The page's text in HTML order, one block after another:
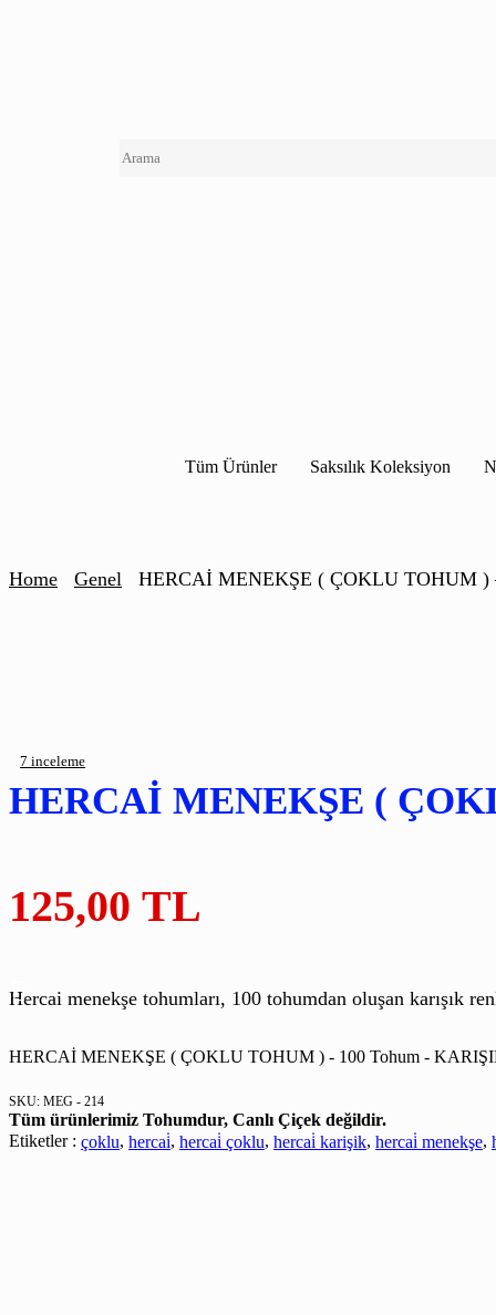
Tüm Ürünler Saksılık Koleksiyon
Home Genel HERCAİ MENEKŞE ( ÇOKLU TOHUM )
7 inceleme
HERCAİ MENEKŞE (
125,00 TL
Hercai menekşe tohumları, 100 tohumdan oluşan karışık
HERCAİ MENEKŞE ( ÇOKLU TOHUM ) - 100 Tohum -
SKU: MEG - 214
Tüm ürünlerimiz Tohumdur, Canlı Çiçek değildir.
Etiketler : çoklu, hercai̇, hercai̇ çoklu, hercai̇ karişik, hercai̇ menekşe,